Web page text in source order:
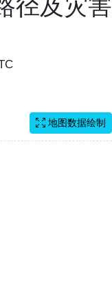
径及灾害
地图数据绘制